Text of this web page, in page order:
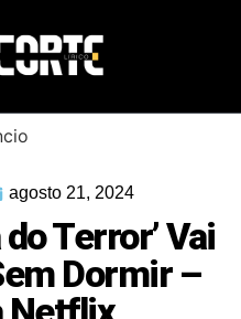
agosto 21, 2024
Terror’ Vai
Dormir –